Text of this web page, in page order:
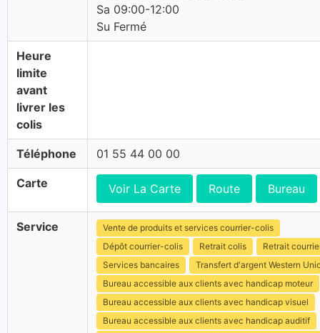
Sa 09:00-12:00
Su Fermé
Heure
limite
avant
livrer les
colis
Téléphone 01 55 44 00 00
Carte Voir La Carte Route Bureau
Service
Vente de produits et services courrier-colis
Dépôt courrier-colis
Retrait colis
Retrait
Services bancaires
Transfert d'argent Western
Bureau accessible aux clients avec handicap moteur
Bureau accessible aux clients avec handicap visuel
Bureau accessible aux clients avec handicap auditif